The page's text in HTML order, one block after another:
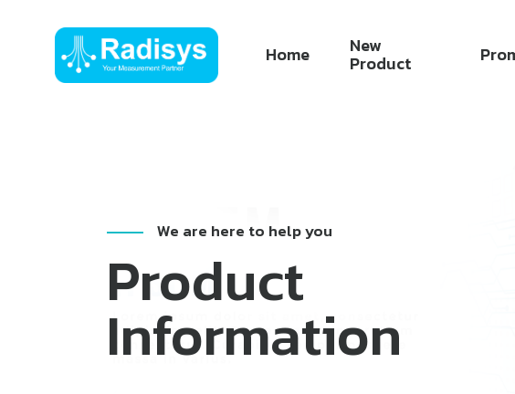
Home New
Product
We are here to help you
Product
Information